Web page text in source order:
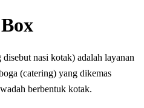
disebut nasi kotak) adalah layanan
(catering) yang dikemas
berbentuk kotak.